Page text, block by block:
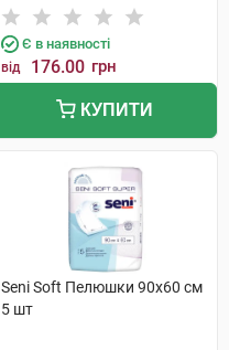
Є в наявності
від 176.00 грн
КУПИТИ
Seni Soft Пелюшки 90х60 см
5 шт